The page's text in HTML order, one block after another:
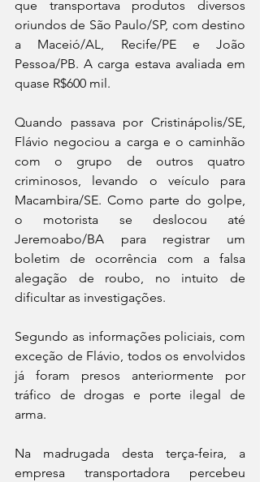
que transportava produtos diversos
oriundos de São Paulo/SP, com destino
a Maceió/AL, Recife/PE e João
Pessoa/PB. A carga estava avaliada em
quase R$600 mil.
Quando passava por Cristinápolis/SE,
Flávio negociou a carga e o caminhão
com o grupo de outros quatro
criminosos, levando o veículo para
Macambira/SE. Como parte do golpe,
o motorista se deslocou até
Jeremoabo/BA para registrar um
boletim de ocorrência com a falsa
alegação de roubo, no intuito de
dificultar as investigações.
Segundo as informações policiais, com
exceção de Flávio, todos os envolvidos
já foram presos anteriormente por
tráfico de drogas e porte ilegal de
arma.
Na madrugada desta terça-feira, a
empresa transportadora percebeu